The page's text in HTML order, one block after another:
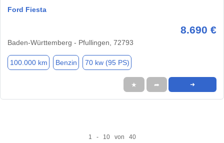
Ford Fiesta
8.690 €
Baden-Württemberg - Pfullingen, 72793
100.000 km Benzin 70 kw (95 PS)
★ ➦ ➜
1 - 10 von 40